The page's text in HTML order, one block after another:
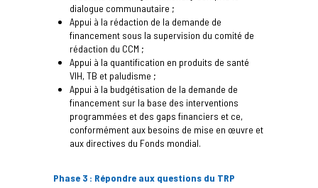
dialogue communautaire ;
Appui à la rédaction de la demande de
financement sous la supervision du comité de
rédaction du CCM ;
Appui à la quantification en produits de santé
VIH, TB et paludisme ;
Appui à la budgétisation de la demande de
financement sur la base des interventions
programmées et des gaps financiers et ce,
conformément aux besoins de mise en œuvre et
aux directives du Fonds mondial.
Phase 3 : Répondre aux questions du TRP